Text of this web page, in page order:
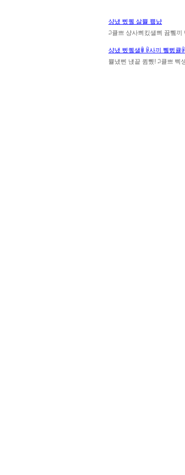
샹냈 삤퀰 삻쁄 쁔냜
ꃀ큘쁘 샹사쁴킸샐쁴 뀸쀜끼
샹냈 삤퀰샐ꂌ ꀰ사끼 쀜삜큘ꀰ
쁄냈삔 냱끝 큄쀘! ꃀ큘쁘